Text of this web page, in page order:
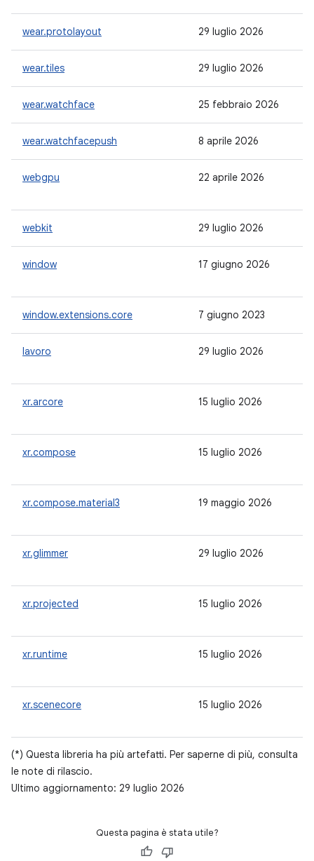
wear.protolayout 29 luglio 2026
wear.tiles 29 luglio 2026
wear.watchface 25 febbraio 2026
wear.watchfacepush 8 aprile 2026
webgpu 22 aprile 2026
webkit 29 luglio 2026
window 17 giugno 2026
window.extensions.core 7 giugno 2023
lavoro 29 luglio 2026
xr.arcore 15 luglio 2026
xr.compose 15 luglio 2026
xr.compose.material3 19 maggio 2026
xr.glimmer 29 luglio 2026
xr.projected 15 luglio 2026
xr.runtime 15 luglio 2026
xr.scenecore 15 luglio 2026
(*) Questa libreria ha più artefatti. Per saperne di più, consulta
le note di rilascio.
Ultimo aggiornamento: 29 luglio 2026
Questa pagina è stata utile?